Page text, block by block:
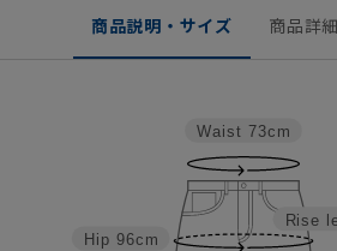
商品説明・サイズ 商品詳細
Rise
Hip 96cm
Waist 73cm